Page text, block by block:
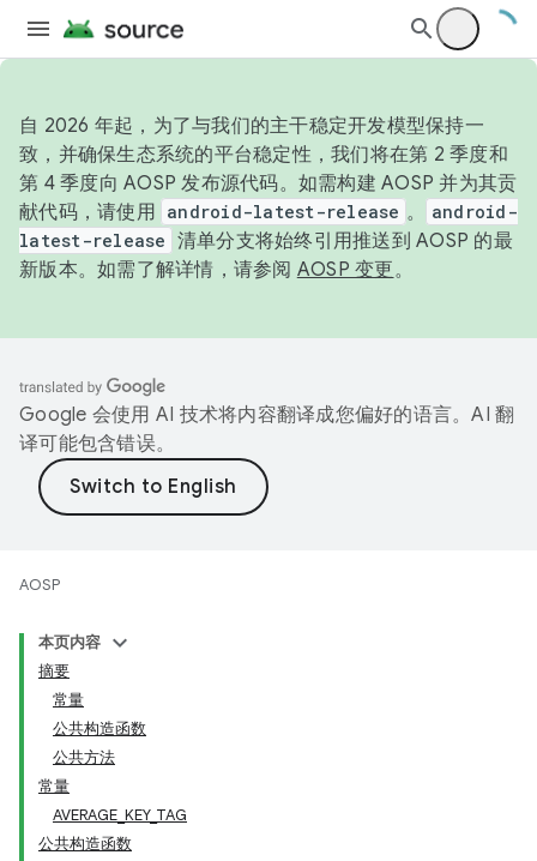
自 2026 年起，为了与我们的主干稳定开发模型保持一
致，并确保生态系统的平台稳定性，我们将在第 2 季度和
第 4 季度向 AOSP 发布源代码。如需构建 AOSP 并为其贡
献代码，请使用 android-latest-release 。
android-
latest-release 清单分支将始终引用推送到 AOSP 的最
新版本。如需了解详情，请参阅 AOSP 变更。
Google 会使用 AI 技术将内容翻译成您偏好的语言。AI 翻
译可能包含错误。
AOSP
本页内容
摘要
常量
公共构造函数
公共方法
常量
AVERAGE_KEY_TAG
公共构造函数